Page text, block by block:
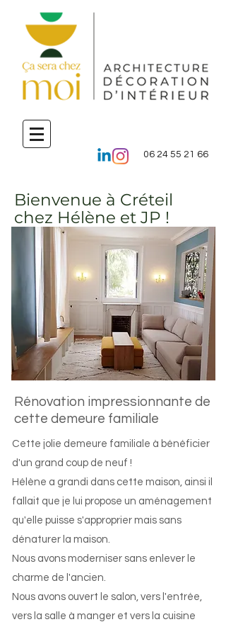
06 24 55 21 66
Bienvenue à Créteil
chez Hélène et JP !
Rénovation impressionnante de
cette demeure familiale
Cette jolie demeure familiale à bénéficier
d'un grand coup de neuf !
Hélène a grandi dans cette maison, ainsi il
fallait que je lui propose un aménagement
qu'elle puisse s'approprier mais sans
dénaturer la maison.
Nous avons moderniser sans enlever le
charme de l'ancien.
Nous avons ouvert le salon, vers l'entrée,
vers la salle à manger et vers la cuisine